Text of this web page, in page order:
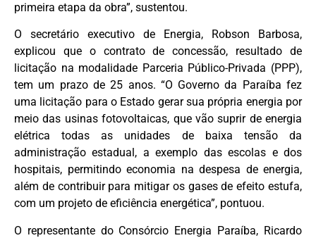
primeira etapa da obra”, sustentou.
O secretário executivo de Energia, Robson Barbosa,
explicou que o contrato de concessão, resultado de
licitação na modalidade Parceria Público-Privada (PPP),
tem um prazo de 25 anos. “O Governo da Paraíba fez
uma licitação para o Estado gerar sua própria energia por
meio das usinas fotovoltaicas, que vão suprir de energia
elétrica todas as unidades de baixa tensão da
administração estadual, a exemplo das escolas e dos
hospitais, permitindo economia na despesa de energia,
além de contribuir para mitigar os gases de efeito estufa,
com um projeto de eficiência energética”, pontuou.
O representante do Consórcio Energia Paraíba, Ricardo